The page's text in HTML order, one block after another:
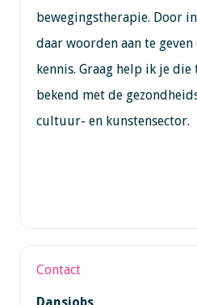
bewegingstherapie. Door
daar woorden aan te
kennis. Graag help ik je
bekend met de
cultuur- en kunstensector.
Contact